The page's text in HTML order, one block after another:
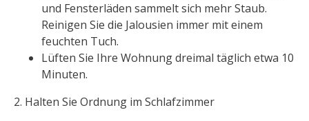
und Fensterläden sammelt sich mehr Staub.
Reinigen Sie die Jalousien immer mit einem
feuchten Tuch.
Lüften Sie Ihre Wohnung dreimal täglich etwa 10
Minuten.
2. Halten Sie Ordnung im Schlafzimmer